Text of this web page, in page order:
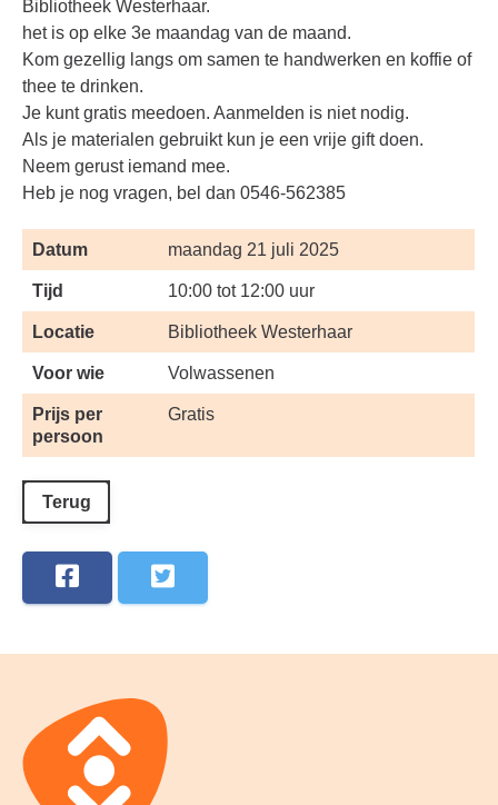
Bibliotheek Westerhaar.
het is op elke 3e maandag van de maand.
Kom gezellig langs om samen te handwerken en koffie of
thee te drinken.
Je kunt gratis meedoen. Aanmelden is niet nodig.
Als je materialen gebruikt kun je een vrije gift doen.
Neem gerust iemand mee.
Heb je nog vragen, bel dan 0546-562385
Datum maandag 21 juli 2025
Tijd 10:00 tot 12:00 uur
Locatie Bibliotheek Westerhaar
Voor wie Volwassenen
Prijs per
persoon
Gratis
Terug